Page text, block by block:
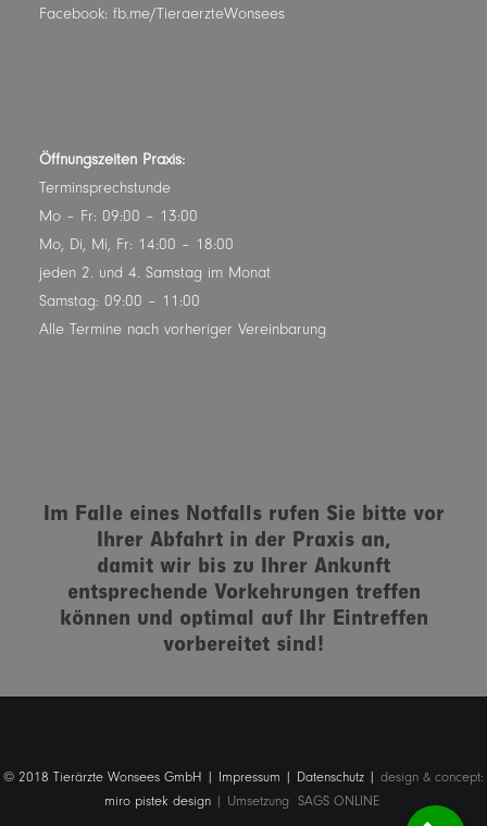
Facebook: fb.me/TieraerzteWonsees
Öffnungszeiten Praxis:
Terminsprechstunde
Mo – Fr: 09:00 – 13:00
Mo, Di, Mi, Fr: 14:00 – 18:00
jeden 2. und 4. Samstag im Monat
Samstag: 09:00 – 11:00
Alle Termine nach vorheriger Vereinbarung
Im Falle eines Notfalls rufen Sie bitte vor
Ihrer Abfahrt in der Praxis an,
damit wir bis zu Ihrer Ankunft
entsprechende Vorkehrungen treffen
können und optimal auf Ihr Eintreffen
vorbereitet sind!
© 2018 Tierärzte Wonsees GmbH | Impressum | Datenschutz | design & concept:
miro pistek design| Umsetzung SAGS ONLINE